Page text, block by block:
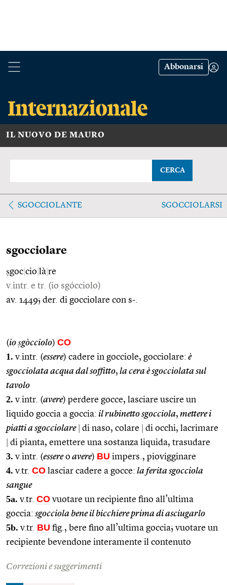
Abbonarsi
IL NUOVO DE MAURO
CERCA
SGOCCIOLANTE SGOCCIOLARSI
sgocciolare
ṣgoc cio là re
v.intr. e tr. (io sgócciolo)
av. 1449; der. di gocciolare con s-.
(io ṣgòcciolo) CO
1. v.intr. (essere) cadere in gocciole, gocciolare: è
sgocciolata acqua dal soffitto, la cera è sgocciolata sul
tavolo
2. v.intr. (avere) perdere gocce, lasciare uscire un
liquido goccia a goccia: il rubinetto sgocciola, mettere i
piatti a sgocciolare
di naso, colare
di occhi, lacrimare
di pianta, emettere una sostanza liquida, trasudare
3. v.intr. (essereo avere) BU impers., piovigginare
4. v.tr. CO lasciar cadere a gocce: la ferita sgocciola
sangue
5a. v.tr. CO vuotare un recipiente fino all’ultima
goccia: sgocciola bene il bicchiere prima di asciugarlo
5b. v.tr. BU fig., bere fino all’ultima goccia; vuotare un
recipiente bevendone interamente il contenuto
Correzioni e suggerimenti